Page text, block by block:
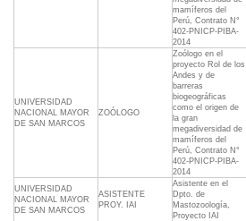
mamíferos del
Perú, Contrato N°
402-PNICP-PIBA-
2014
UNIVERSIDAD
NACIONAL MAYOR
DE SAN MARCOS
ZOÓLOGO
Zoólogo en el
proyecto Rol de los
Andes y de
barreras
biogeográficas
como el origen de
la gran
megadiversidad de
mamíferos del
Perú, Contrato N°
402-PNICP-PIBA-
2014
UNIVERSIDAD
NACIONAL MAYOR
DE SAN MARCOS
ASISTENTE
PROY. IAI
Asistente en el
Dpto. de
Mastozoología,
Proyecto IAI